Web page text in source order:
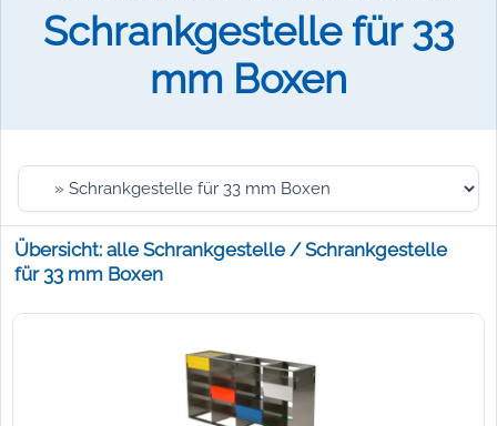
Schrankgestelle für 33
mm Boxen
Übersicht: alle Schrankgestelle / Schrankgestelle
für 33 mm Boxen